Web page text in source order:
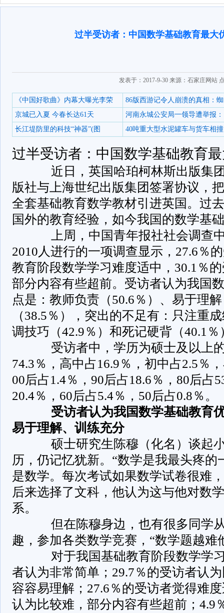
过半受访者：中国数学基础教育最大
发表于：2017-9-30 来源：石家庄网站
《中国好歌曲》内幕大曝光李荣
86版西游记令人崩溃的真相：蜘
京城已入夏 今春长达61天
河南永城公安局一领导遭举报：
长江堤防里的科技“神器”(图
40吨重大型水泥罐车与货车相撞
过半受访者：中国数学基础教育
近日，英国哈珀柯林斯出版集
版社与上海世纪出版集团签署协议，
全套基础教育数学教材引进英国。过
国外的教育经验，如今我国的数学基
上周，中国青年报社社会调查
2010人进行的一项调查显示，27.6％
教育阶段数学学习难度适中，30.1％
部分内容有些超前。受访者认为我国
点是：教师负责（50.6％）、易于理
（38.5％），突出的不足有：只注重
调技巧（42.9％）和死记硬背（40.1％
受访者中，学历为硕士及以上
74.3％，高中占16.9％，初中占2.5％
00后占1.4％，90后占18.6％，80后占
20.4％，60后占5.4％，50后占0.8％。
受访者认为我国数学基础教育
易于理解、训练充分
硕士研究生陈穆（化名）谈起
历，仍记忆犹新。“数学是我最头疼的
是数学。每次考试如果数学试卷很难
后来选择了文科，他认为这与他对数
系。
但在陈穆身边，也有很多同学
趣，参加各类数学竞赛，“数学题越难
对于我国基础教育阶段数学学
者认为非常简单；29.7％的受访者认
容容易理解；27.6％的受访者觉得难
认为比较难，部分内容有些超前；4.9